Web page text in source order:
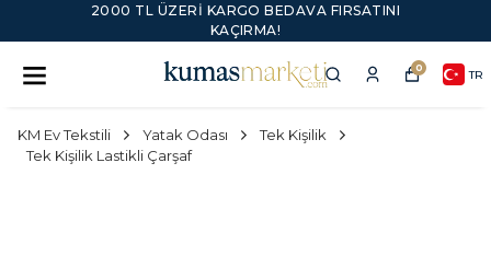
2000 TL ÜZERI KARGO BEDAVA FIRSATINI
KAÇIRMA!
0 TR
KM Ev Tekstili Yatak Odası
Tek Kişilik
Tek Kişilik Lastikli Çarşaf